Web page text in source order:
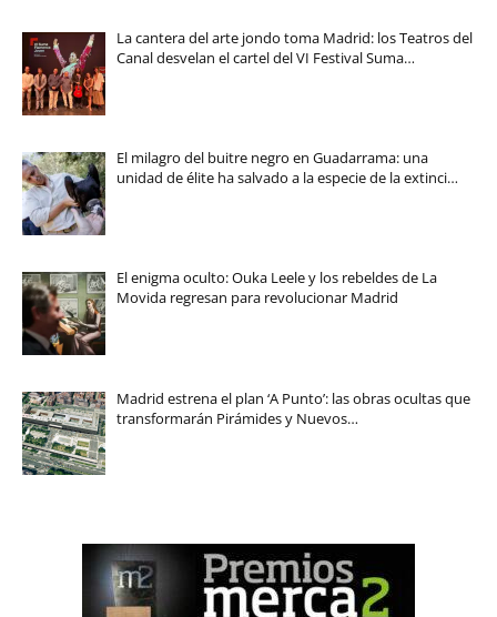
La cantera del arte jondo toma Madrid: los Teatros del
Canal desvelan el cartel del VI Festival Suma…
El milagro del buitre negro en Guadarrama: una
unidad de élite ha salvado a la especie de la extinci…
El enigma oculto: Ouka Leele y los rebeldes de La
Movida regresan para revolucionar Madrid
Madrid estrena el plan ‘A Punto’: las obras ocultas que
transformarán Pirámides y Nuevos…